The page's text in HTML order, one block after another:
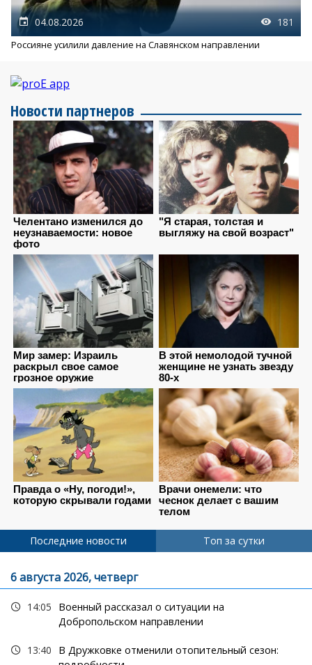
04.08.2026 181
Россияне усилили давление на Славянском направлении
Новости партнеров
Последние новости Топ за сутки
6 августа 2026, четверг
14:05
Военный рассказал о ситуации на
Добропольском направлении
13:40
В Дружковке отменили отопительный сезон: